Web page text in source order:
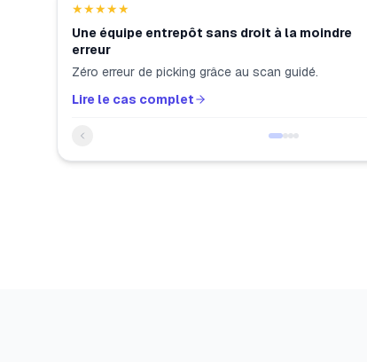
★★★★★
Une équipe entrepôt sans droit à la moindre
erreur
Zéro erreur de picking grâce au scan guidé.
Lire le cas complet